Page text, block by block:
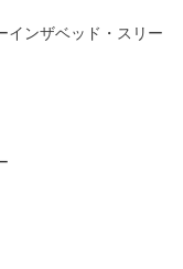
インザベッド・スリー